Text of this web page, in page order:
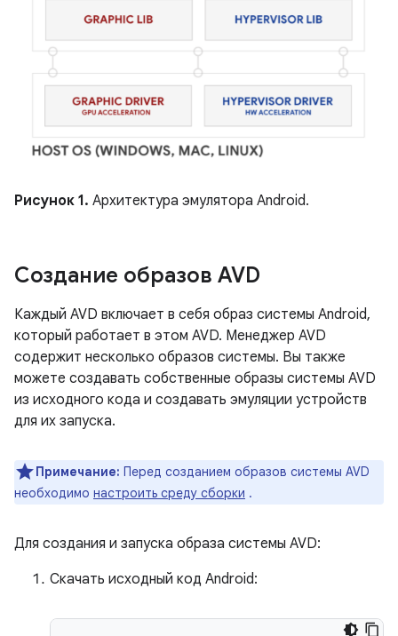
Рисунок 1. Архитектура эмулятора Android.
Создание образов AVD
Каждый AVD включает в себя образ системы Android,
который работает в этом AVD. Менеджер AVD
содержит несколько образов системы. Вы также
можете создавать собственные образы системы AVD
из исходного кода и создавать эмуляции устройств
для их запуска.
Примечание: Перед созданием образов системы AVD
необходимо настроить среду сборки .
Для создания и запуска образа системы AVD:
Скачать исходный код Android: